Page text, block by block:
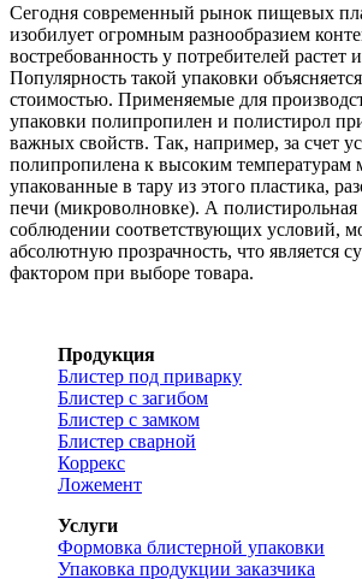
Сегодня современный рынок пищевых
изобилует огромным разнообразием
востребованность у потребителей растет
Популярность такой упаковки
стоимостью. Применяемые для
упаковки полипропилен и полистирол
важных свойств. Так, например, за счет
полипропилена к высоким температурам
упакованные в тару из этого пластика,
печи (микроволновке). А полистирольная
соблюдении соответствующих условий,
абсолютную прозрачность, что является
фактором при выборе товара.
Продукция
Блистер под приварку
Блистер с загибом
Блистер с замком
Блистер сварной
Коррекс
Ложемент
Услуги
Формовка блистерной упаковки
Упаковка продукции заказчика